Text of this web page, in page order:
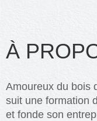
À
Amoureux du bois
suit une formation
et fonde son